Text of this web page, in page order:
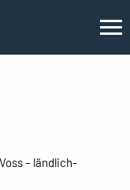
– ländlich-